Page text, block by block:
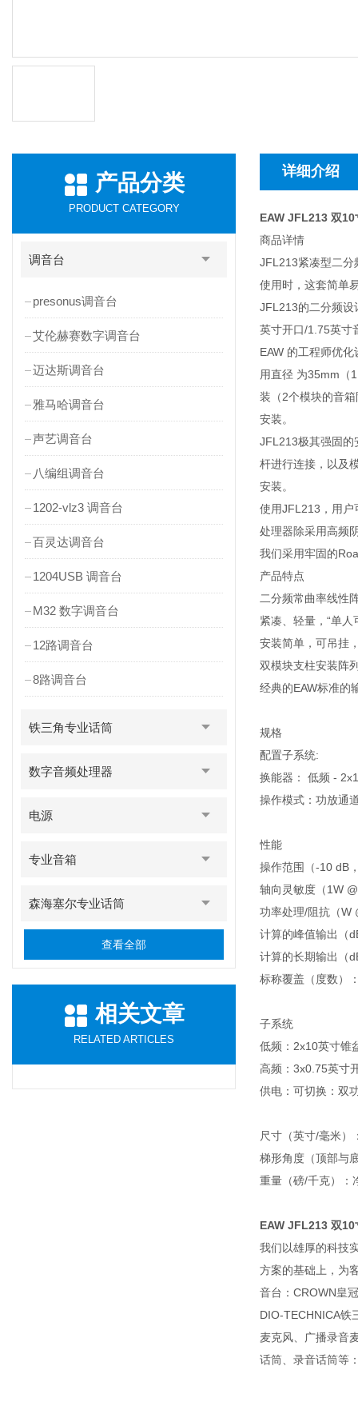
产品分类
PRODUCT CATEGORY
调音台
presonus调音台
艾伦赫赛数字调音台
迈达斯调音台
雅马哈调音台
声艺调音台
八编组调音台
1202-vlz3 调音台
百灵达调音台
1204USB 调音台
M32 数字调音台
12路调音台
8路调音台
铁三角专业话筒
数字音频处理器
电源
专业音箱
森海塞尔专业话筒
查看全部
相关文章
RELATED ARTICLES
详细介绍
EAW JFL213 双10
商品详情
JFL213紧凑型二分
使用时，这套简单
JFL213的二分频设
英寸开口/1.75英寸
EAW 的工程师优
用直径 为35mm（
装（2个模块的音
安装。
JFL213极其强固的
杆进行连接，以及
安装。
使用JFL213，用户
处理器除采用高频
我们采用牢固的
产品特点
二分频常曲率线性
紧凑、轻量，“单人
安装简单，可吊挂
双模块支柱安装阵
经典的EAW标准的
规格
配置子系统:
换能器： 低频 -
操作模式：功放通
性能
操作范围（-10 dB
轴向灵敏度（1W
功率处理/阻抗（W
计算的峰值输出（
计算的长期输出（
标称覆盖（度数）
子系统
低频：2x10英寸锥
高频：3x0.75英寸
供电：可切换：双
尺寸（英寸/毫米
梯形角度（顶部与
重量（磅/千克）：
EAW JFL213 双10
我们以雄厚的科技
方案的基础上，为
音台：CROWN皇
DIO-TECHNICA铁
麦克风、广播录音
话筒、录音话筒等